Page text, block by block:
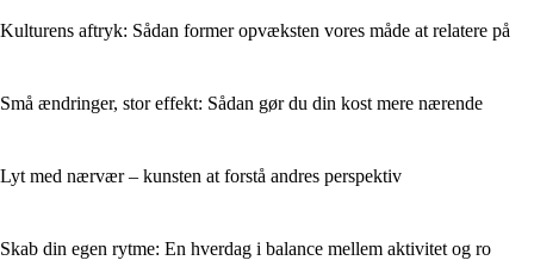
Kulturens aftryk: Sådan former opvæksten vores måde at relatere på
Små ændringer, stor effekt: Sådan gør du din kost mere nærende
Lyt med nærvær – kunsten at forstå andres perspektiv
Skab din egen rytme: En hverdag i balance mellem aktivitet og ro